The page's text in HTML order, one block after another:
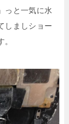
っと一気に水
しましショー